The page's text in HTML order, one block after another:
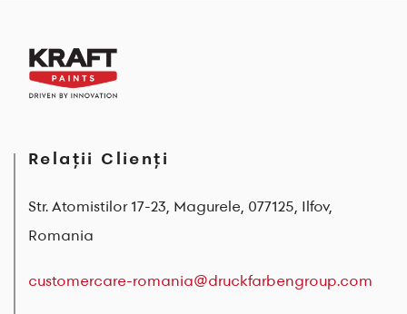
Relații Clienți
Str. Atomistilor 17-23, Magurele, 077125, Ilfov,
Romania
customercare-romania@druckfarbengroup.com